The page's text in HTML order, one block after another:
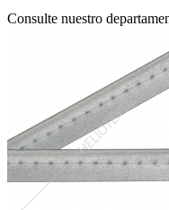
Consulte nuestro